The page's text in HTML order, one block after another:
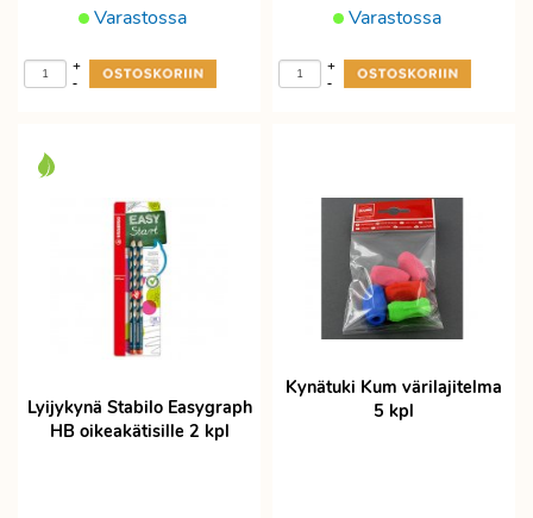
Varastossa
-
+
Varastossa
-
+
Lyijykynä Stabilo Easygraph
HB oikeakätisille 2 kpl
Kynätuki Kum värilajitelma
5 kpl